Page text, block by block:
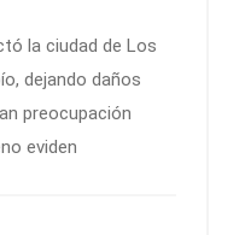
la ciudad de Los
dejando daños
preocupación
eviden